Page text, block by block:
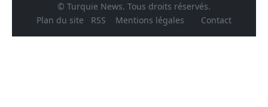
© Turquie News. Tous droits réservés.
Plan du site
RSS Mentions légales Contact